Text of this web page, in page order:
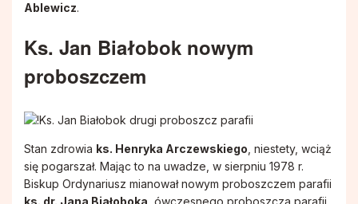
Ablewicz.
Ks. Jan Białobok nowym
proboszczem
Stan zdrowia ks. Henryka Arczewskiego , niestety, wciąż
się pogarszał. Mając to na uwadze, w sierpniu 1978 r.
Biskup Ordynariusz mianował nowym proboszczem parafii
ks. dr. Jana Białoboka , ówczesnego proboszcza parafii